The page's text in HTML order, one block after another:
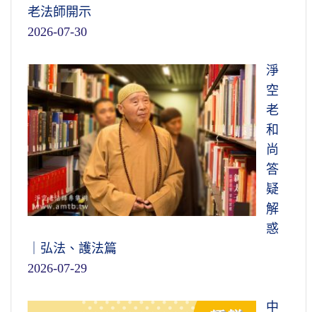
老法師開示
2026-07-30
淨
空
老
和
尚
答
疑
解
惑
｜弘法、護法篇
2026-07-29
中